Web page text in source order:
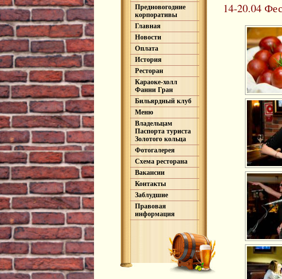
Предновогодние
корпоративы
Главная
Новости
Оплата
История
Ресторан
Караоке-холл
Фанни Гран
Бильярдный клуб
Меню
Владельцам
Паспорта туриста
Золотого кольца
Фотогалерея
Схема ресторана
Вакансии
Контакты
Заблудшие
Правовая
информация
14-20.04